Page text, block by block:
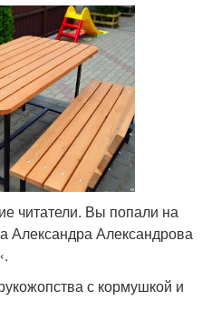
читатели. Вы попали на
Александра Александрова
с кормушкой и